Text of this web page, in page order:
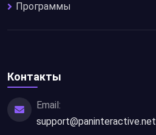
Программы
Контакты
Email:
support@paninteractive.net